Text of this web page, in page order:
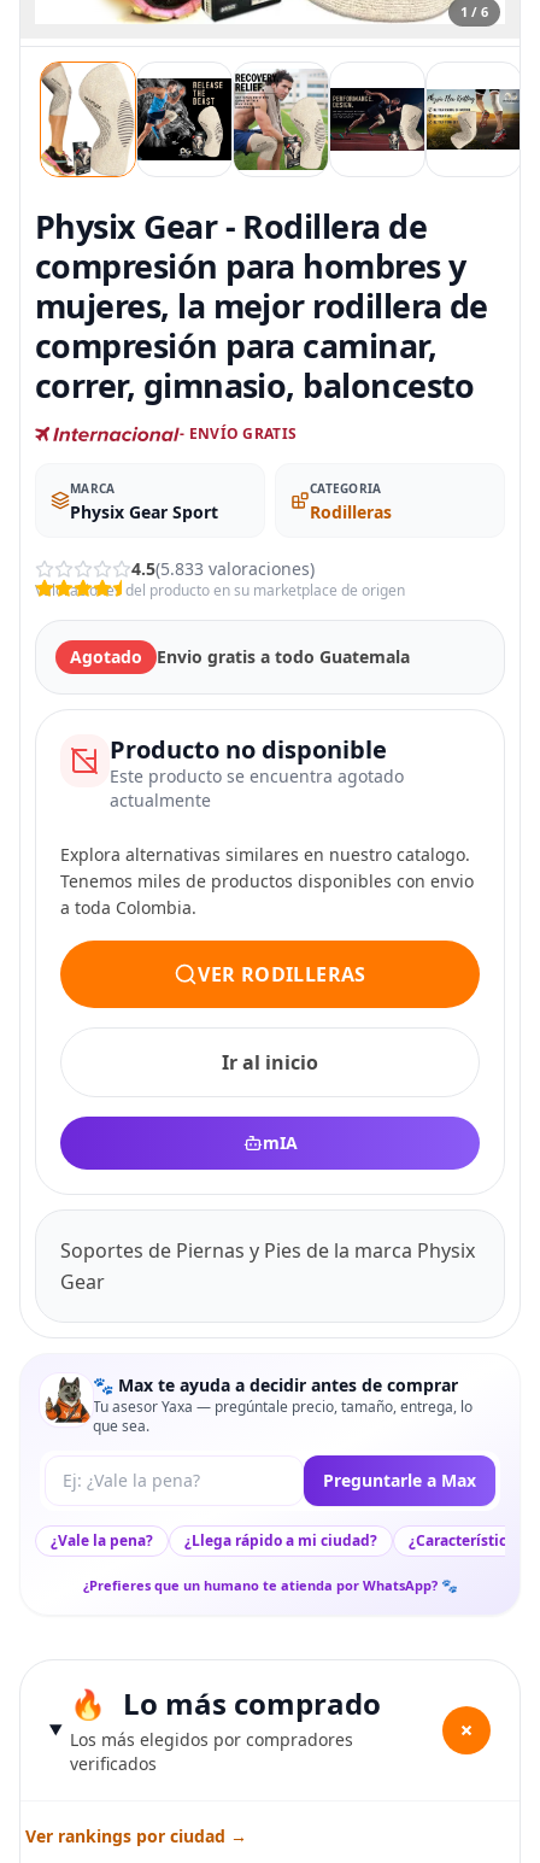
1 / 6
Physix Gear - Rodillera de
compresión para hombres y
mujeres, la mejor rodillera de
compresión para caminar,
correr, gimnasio, baloncesto
- ENVÍO GRATIS
MARCA
Physix Gear Sport
CATEGORIA
Rodilleras
4.5(5.833 valoraciones)
Valoraciones del producto en su marketplace de origen
Agotado Envio gratis a todo Guatemala
Producto no disponible
Este producto se encuentra agotado
actualmente
Explora alternativas similares en nuestro catalogo.
Tenemos miles de productos disponibles con envio
a toda Colombia.
VER RODILLERAS
Ir al inicio
mIA
Soportes de Piernas y Pies de la marca Physix
Gear
🐾 Max te ayuda a decidir antes de comprar
Tu asesor Yaxa — pregúntale precio, tamaño, entrega, lo
que sea.
Tu pregunta a Max Preguntarle a Max
¿Vale la pena? ¿Llega rápido a mi ciudad? ¿Características
¿Prefieres que un humano te atienda por WhatsApp? 🐾
Lo más comprado
Los más elegidos por compradores
verificados
+
Ver rankings por ciudad →